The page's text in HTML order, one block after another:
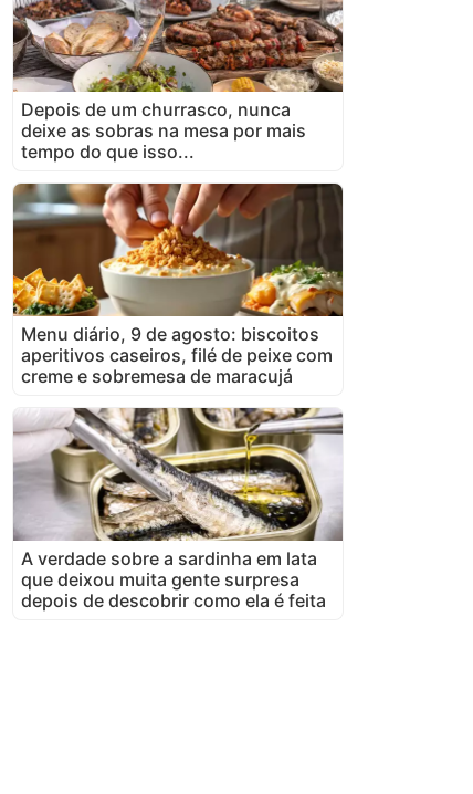
Depois de um churrasco, nunca
deixe as sobras na mesa por mais
tempo do que isso...
Menu diário, 9 de agosto: biscoitos
aperitivos caseiros, filé de peixe com
creme e sobremesa de maracujá
A verdade sobre a sardinha em lata
que deixou muita gente surpresa
depois de descobrir como ela é feita